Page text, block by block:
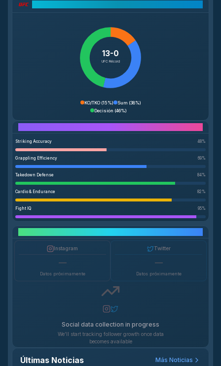
13-0
UFC Récord
KO/TKO(15%) Sum (38%)
Decisión (46%)
Striking Accuracy 48%
Grappling Efficiency 69%
Takedown Defense 84%
Cardio & Endurance 82 %
Fight IQ 95%
Instagram
—
Datos próximamente
Twitter
—
Datos próximamente
Social data collection in progress
We'll start tracking follower growth once data
becomes available
Últimas Noticias Más Noticias